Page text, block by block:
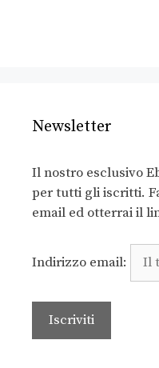
Newsletter
Il nostro esclusivo
per tutti gli iscritti.
email ed otterrai il
Indirizzo email: